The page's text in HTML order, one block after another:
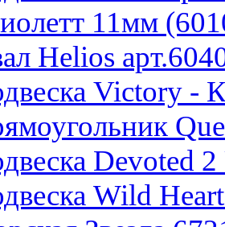
11мм
Helios
Victory -
Devoted
Wild